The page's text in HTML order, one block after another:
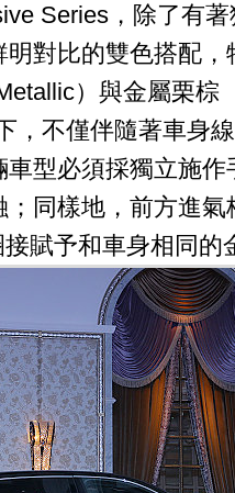
Series，除了有
對比的雙色搭配
）與金屬栗棕
，不僅伴隨著車身
型必須採獨立施
同樣地，前方進氣
賦予和車身相同的